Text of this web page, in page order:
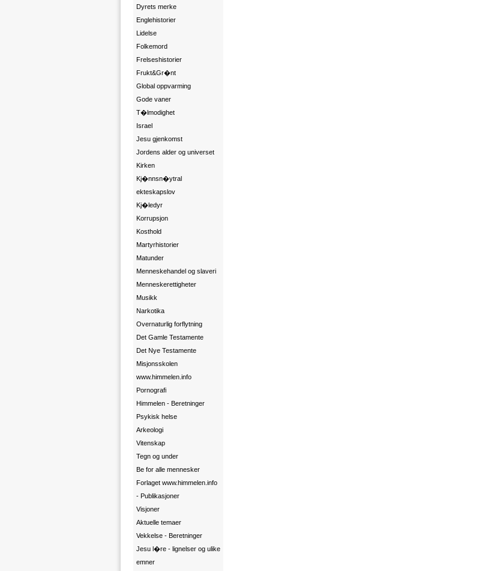
Dyrets merke
Englehistorier
Lidelse
Folkemord
Frelseshistorier
Frukt&Gr�nt
Global oppvarming
Gode vaner
T�lmodighet
Israel
Jesu gjenkomst
Jordens alder og universet
Kirken
Kj�nnsn�ytral
ekteskapslov
Kj�ledyr
Korrupsjon
Kosthold
Martyrhistorier
Matunder
Menneskehandel og slaveri
Menneskerettigheter
Musikk
Narkotika
Overnaturlig forflytning
Det Gamle Testamente
Det Nye Testamente
Misjonsskolen
www.himmelen.info
Pornografi
Himmelen - Beretninger
Psykisk helse
Arkeologi
Vitenskap
Tegn og under
Be for alle mennesker
Forlaget www.himmelen.info
- Publikasjoner
Visjoner
Aktuelle temaer
Vekkelse - Beretninger
Jesu l�re - lignelser og ulike
emner